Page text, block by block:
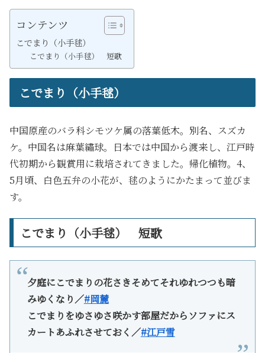
コンテンツ
こでまり（小手毬）
こでまり（小手毬） 短歌
こでまり（小手毬）
中国原産のバラ科シモツケ属の落葉低木。別名、スズカ
ケ。中国名は麻葉繡球。日本では中国から渡来し、江戸時
代初期から観賞用に栽培されてきました。帰化植物。4、
5月頃、白色五弁の小花が、毬のようにかたまって並びま
す。
こでまり（小手毬） 短歌
夕庭にこでまりの花さきそめてそれゆれつつも暗
みゆくなり／#岡麓
こでまりをゆさゆさ咲かす部屋だからソファにス
カートあふれさせておく／#江戸雪